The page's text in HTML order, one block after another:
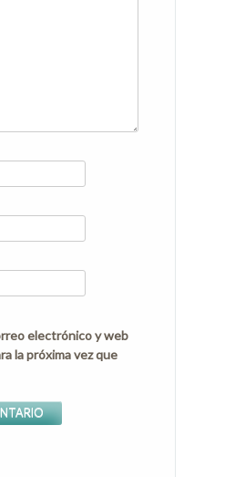
electrónico y web
la próxima vez que